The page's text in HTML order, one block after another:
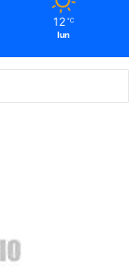
12 ℃
lun